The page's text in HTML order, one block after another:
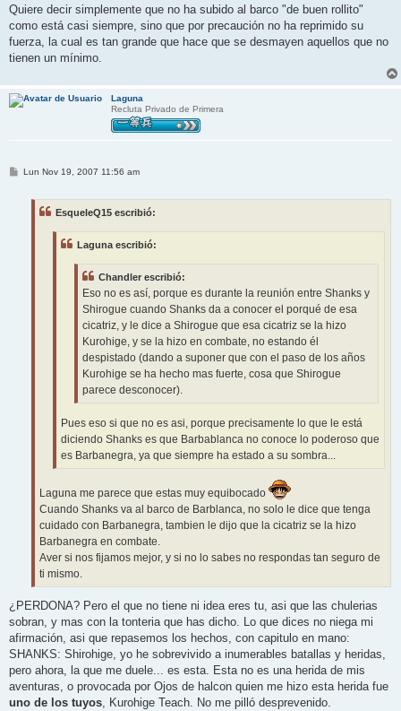
n
a
j
Quiere decir simplemente que no ha subido al barco "de buen rollito"
como está casi siempre, sino que por precaución no ha reprimido su
fuerza, la cual es tan grande que hace que se desmayen aquellos que no
tienen un mínimo.
Laguna
Recluta Privado de Primera
MLun Nov 19, 2007 11:56 am
EsqueleQ15 escribió:
Laguna escribió:
Chandler escribió:
Eso no es así, porque es durante la reunión entre Shanks y
Shirogue cuando Shanks da a conocer el porqué de esa
cicatriz, y le dice a Shirogue que esa cicatriz se la hizo
Kurohige, y se la hizo en combate, no estando él
despistado (dando a suponer que con el paso de los años
Kurohige se ha hecho mas fuerte, cosa que Shirogue
parece desconocer).
Pues eso si que no es asi, porque precisamente lo que le está
diciendo Shanks es que Barbablanca no conoce lo poderoso que
es Barbanegra, ya que siempre ha estado a su sombra...
Laguna me parece que estas muy equibocado
Cuando Shanks va al barco de Barblanca, no solo le dice que tenga
cuidado con Barbanegra, tambien le dijo que la cicatriz se la hizo
Barbanegra en combate.
Aver si nos fijamos mejor, y si no lo sabes no respondas tan seguro de
ti mismo.
¿PERDONA? Pero el que no tiene ni idea eres tu, asi que las chulerias
sobran, y mas con la tonteria que has dicho. Lo que dices no niega mi
afirmación, asi que repasemos los hechos, con capitulo en mano:
SHANKS: Shirohige, yo he sobrevivido a inumerables batallas y heridas,
pero ahora, la que me duele... es esta. Esta no es una herida de mis
aventuras, o provocada por Ojos de halcon quien me hizo esta herida fue
uno de los tuyos, Kurohige Teach. No me pilló desprevenido.